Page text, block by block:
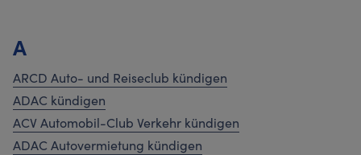
A
ARCD Auto- und Reiseclub kündigen
ADAC kündigen
ACV Automobil-Club Verkehr kündigen
ADAC Autovermietung kündigen